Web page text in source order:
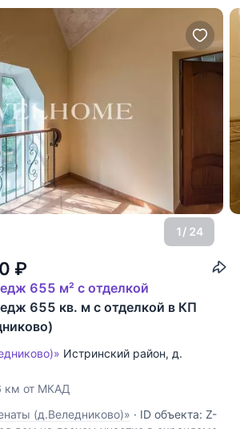
1/ 24
₽
655 м² с отделкой
655 кв. м с отделкой в КП
Истринский район, д.
км от МКАД
(д.Веледниково)» · ID объекта: Z-